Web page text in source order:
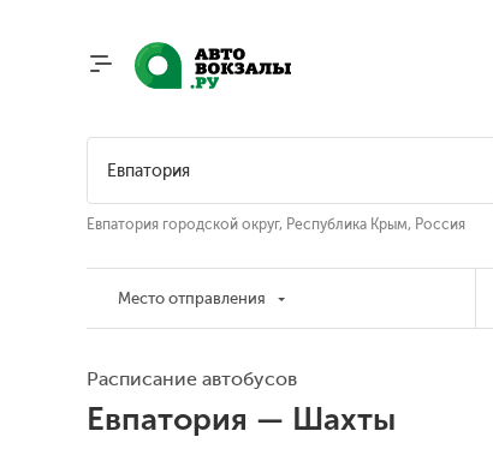
Евпатория городской округ, Республика Крым, Россия
Место отправления
Расписание автобусов
Евпатория — Шахты